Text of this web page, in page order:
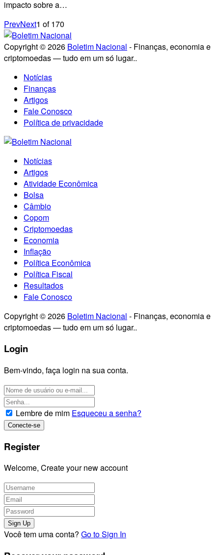
impacto sobre a…
PrevNext1 of170
Copyright © 2026 Boletim Nacional - Finanças, economia e
criptomoedas — tudo em um só lugar..
Notícias
Finanças
Artigos
Fale Conosco
Política de privacidade
Notícias
Artigos
Atividade Econômica
Bolsa
Câmbio
Copom
Criptomoedas
Economia
Inflação
Política Econômica
Política Fiscal
Resultados
Fale Conosco
Copyright © 2026 Boletim Nacional - Finanças, economia e
criptomoedas — tudo em um só lugar..
Login
Bem-vindo, faça login na sua conta.
Lembre de mim Esqueceu a senha?
Register
Welcome, Create your new account
Você tem uma conta? Go to Sign In